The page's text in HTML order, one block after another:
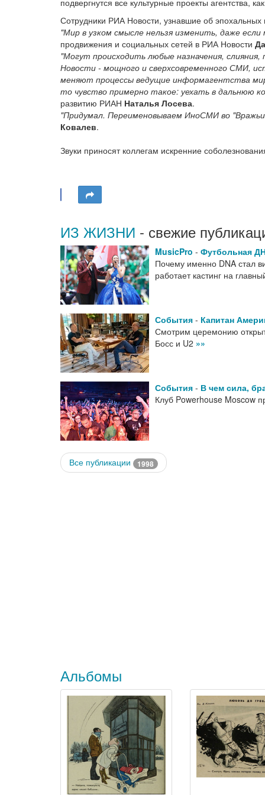
подвергнутся все культурные проекты агентства,
Сотрудники РИА Новости, узнавшие об
"Мир в узком смысле нельзя изменить, даже
продвижения и социальных сетей в РИА Новости
"Могут происходить любые назначения,
Новости - мощного и сверхсовременного СМИ,
меняют процессы ведущие информагентства
то чувство примерно такое: уехать в дальнюю
развитию РИАН Наталья Лосева.
"Придумал. Переименовываем ИноСМИ во
Ковалев.
Звуки приносят коллегам искренние
ИЗ ЖИЗНИ - свежие
MusicPro - Футбольная
Почему именно DNA стал
работает кастинг на
События - Капитан
Смотрим церемонию
Босс и U2 »»
События - В чем сила,
Клуб Powerhouse Moscow
Все публикации 1998
Альбомы